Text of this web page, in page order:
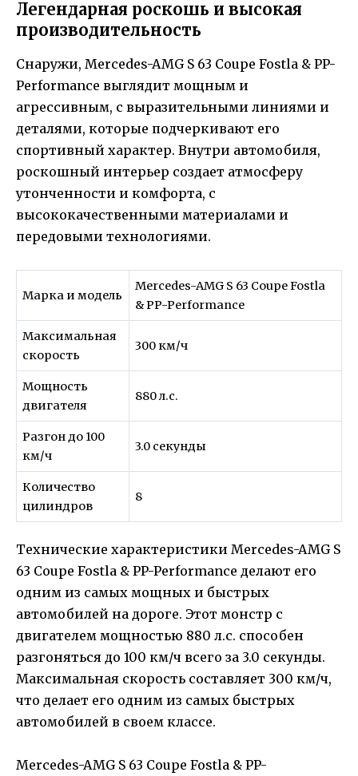
Легендарная роскошь и высокая
производительность
Снаружи, Mercedes-AMG S 63 Coupe Fostla & PP-
Performance выглядит мощным и
агрессивным, с выразительными линиями и
деталями, которые подчеркивают его
спортивный характер. Внутри автомобиля,
роскошный интерьер создает атмосферу
утонченности и комфорта, с
высококачественными материалами и
передовыми технологиями.
Марка и модель
Mercedes-AMG S 63 Coupe Fostla
& PP-Performance
Максимальная
скорость
300 км/ч
Мощность
двигателя
880 л.с.
Разгон до 100
км/ч
3.0 секунды
Количество
цилиндров
8
Технические характеристики Mercedes-AMG S
63 Coupe Fostla & PP-Performance делают его
одним из самых мощных и быстрых
автомобилей на дороге. Этот монстр с
двигателем мощностью 880 л.с. способен
разгоняться до 100 км/ч всего за 3.0 секунды.
Максимальная скорость составляет 300 км/ч,
что делает его одним из самых быстрых
автомобилей в своем классе.
Mercedes-AMG S 63 Coupe Fostla & PP-